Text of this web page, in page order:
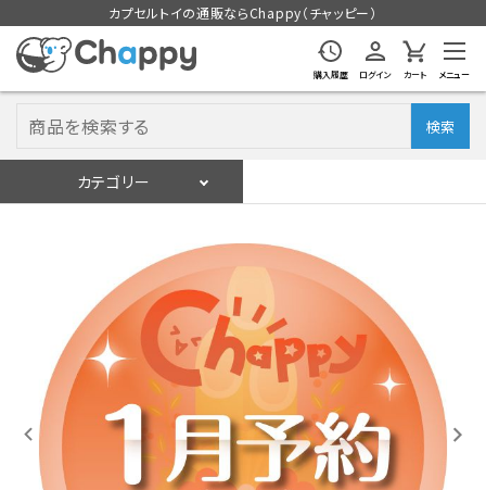
カプセルトイの通販ならChappy（チャッピー）
購入履歴 ログイン カート メニュー
検索
カテゴリー
入荷スケジュールをチェック
カプセルトイマシン本体
カプセルトイ
販促用空カプセル